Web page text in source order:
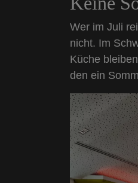
Wer im Juli
nicht. Im
Küche
den ein